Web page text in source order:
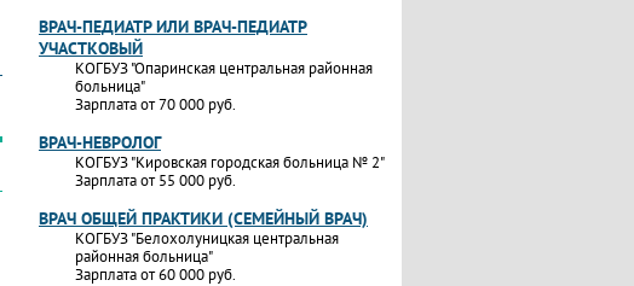
ВРАЧ-ПЕДИАТР ИЛИ ВРАЧ-ПЕДИАТР
УЧАСТКОВЫЙ
КОГБУЗ "Опаринская центральная районная
больница"
Зарплата от 70 000 руб.
ВРАЧ-НЕВРОЛОГ
КОГБУЗ "Кировская городская больница № 2"
Зарплата от 55 000 руб.
ВРАЧ ОБЩЕЙ ПРАКТИКИ (СЕМЕЙНЫЙ ВРАЧ)
КОГБУЗ "Белохолуницкая центральная
районная больница"
Зарплата от 60 000 руб.